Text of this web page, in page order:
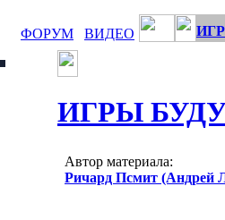
ФОРУМ ВИДЕО
ИГРЫ
Автор материала:
Ричард Псмит (Андрей